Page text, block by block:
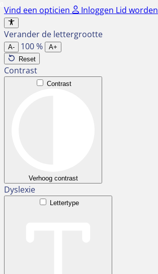
Ga
naar
de
inhoud
Vind een opticien Inloggen Lid worden
Verander de lettergrootte
A- 100%
A+
Reset
Contrast
Contrast
Verhoog contrast
Dyslexie
Lettertype